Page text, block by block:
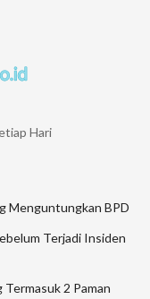
Hari
Menguntungkan BPD
Terjadi Insiden
2 Paman